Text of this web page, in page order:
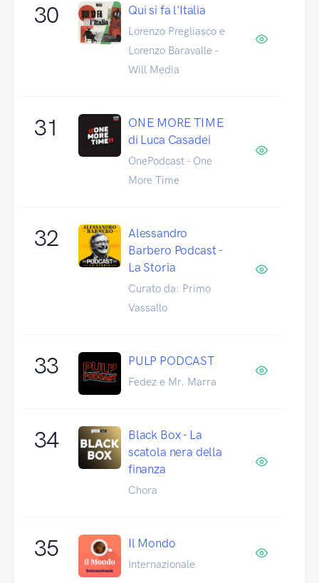
30 Qui si fa l'Italia
Lorenzo Pregliasco e
Lorenzo Baravalle -
Will Media
31
ONE MORE TIME
di Luca Casadei
OnePodcast - One
More Time
32
Alessandro
Barbero Podcast -
La Storia
Curato da: Primo
Vassallo
33 PULP PODCAST
Fedez e Mr. Marra
34
Black Box - La
scatola nera della
finanza
Chora
35 Il Mondo
Internazionale